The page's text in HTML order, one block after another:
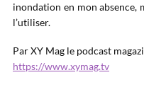
inondation en mon absence,
l’utiliser.
Par XY Mag le podcast
https://www.xymag.tv